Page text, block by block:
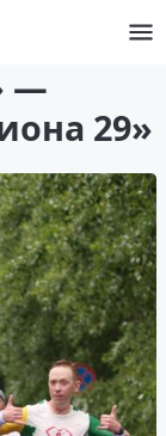
—
29»